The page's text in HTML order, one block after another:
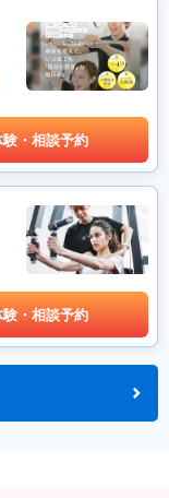
験・相談予約
験・相談予約